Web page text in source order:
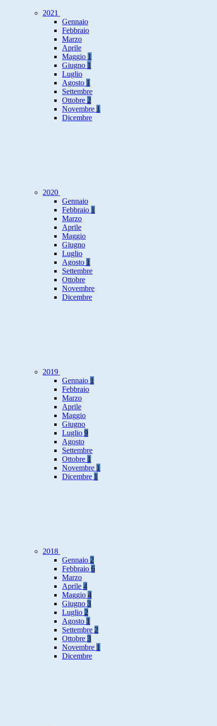
2021
Gennaio
Febbraio
Marzo
Aprile
Maggio 1
Giugno 1
Luglio
Agosto 1
Settembre
Ottobre 2
Novembre 1
Dicembre
2020
Gennaio
Febbraio 1
Marzo
Aprile
Maggio
Giugno
Luglio
Agosto 1
Settembre
Ottobre
Novembre
Dicembre
2019
Gennaio 1
Febbraio
Marzo
Aprile
Maggio
Giugno
Luglio 9
Agosto
Settembre
Ottobre 1
Novembre 1
Dicembre 1
2018
Gennaio 2
Febbraio 6
Marzo
Aprile 4
Maggio 4
Giugno 3
Luglio 2
Agosto 1
Settembre 2
Ottobre 3
Novembre 1
Dicembre